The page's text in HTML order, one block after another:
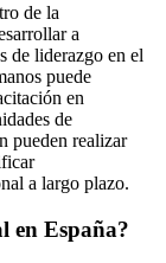
de la
a
de liderazgo en el
puede
en
de
pueden realizar
a largo plazo.
en España?